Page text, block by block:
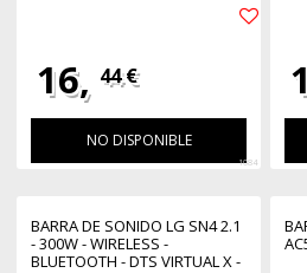
16, 44 €
NO DISPONIBLE
1084
BARRA DE SONIDO LG SN4 2.1
- 300W - WIRELESS -
BLUETOOTH - DTS VIRTUAL X -